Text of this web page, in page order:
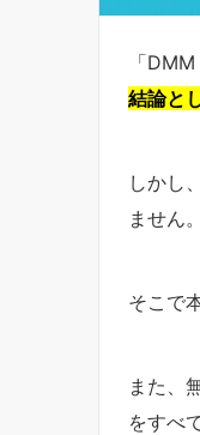
「
結論と
しかし
ません。
そこで
また、
をすべ